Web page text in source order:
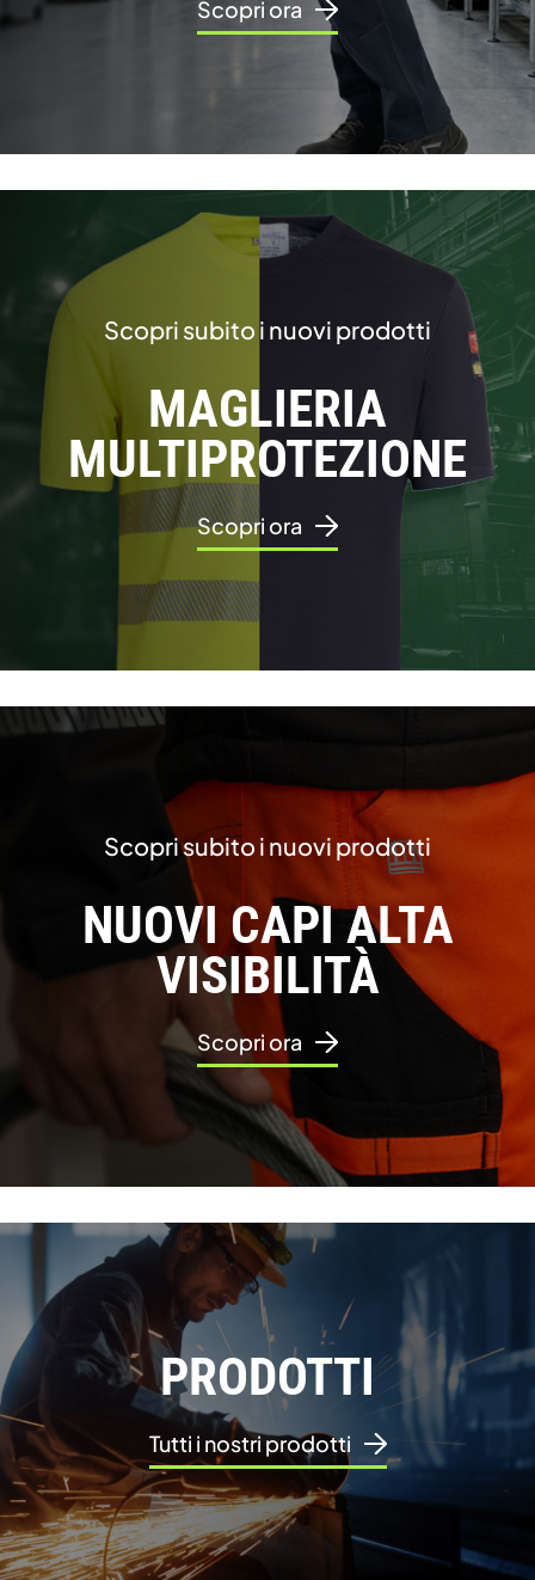
Scopri ora
Scopri subito i nuovi prodotti
MAGLIERIA
MULTIPROTEZIONE
Scopri ora
Scopri subito i nuovi prodotti
NUOVI CAPI ALTA
VISIBILITÀ
Scopri ora
PRODOTTI
Tutti i nostri prodotti